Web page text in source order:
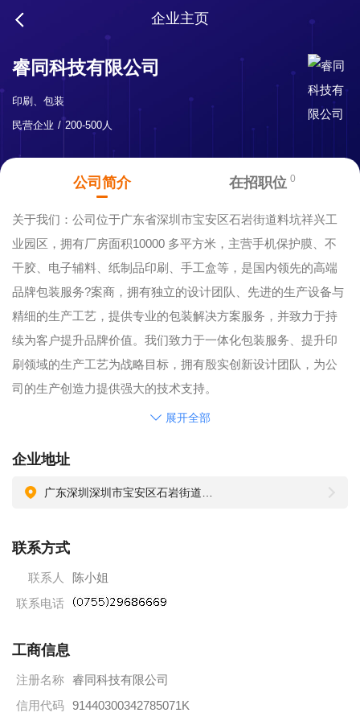
企业主页
睿同科技有限公司
印刷、包装
民营企业
200-500人
公司简介 在招职位 0
关于我们：公司位于广东省深圳市宝安区石岩街道料坑祥兴工
业园区，拥有厂房面积10000 多平方米，主营手机保护膜、不
干胶、电子辅料、纸制品印刷、手工盒等，是国内领先的高端
品牌包装服务?案商，拥有独立的设计团队、先进的生产设备与
精细的生产工艺，提供专业的包装解决方案服务，并致力于持
续为客户提升品牌价值。我们致力于一体化包装服务、提升印
刷领域的生产工艺为战略目标，拥有殷实创新设计团队，为公
司的生产创造力提供强大的技术支持。
企业使命：“睿同智造”在进行服务与产品输出的同时，以推动行
企业愿景：成为国际顶尖包装企业不断自我鞭策，力求提供国
际级别的包装一体化服务，提升客户的品牌价值，令产品完美
社会责任：践行企业可持续发展，倡导行业良性竞技，争做环
保事业中具备影响力的领先者，以人为本，共同创造健康美好
的生态环境。
1、包吃包住，宿舍配置空调和热水器，
2、五险一金，商业险
3、依法享有产假、陪产假、婚假等国家法定假期和年假，
展开全部
企业地址
联系方式
联系人
陈小姐
联系电话
工商信息
注册名称 睿同科技有限公司
信用代码 91440300342785071K